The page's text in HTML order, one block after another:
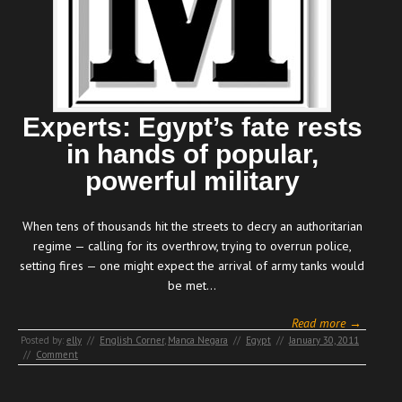
Experts: Egypt’s fate rests
in hands of popular,
powerful military
When tens of thousands hit the streets to decry an authoritarian
regime — calling for its overthrow, trying to overrun police,
setting fires — one might expect the arrival of army tanks would
be met…
Read more →
Posted by: elly // English Corner, Manca Negara // Egypt // January 30, 2011
// Comment